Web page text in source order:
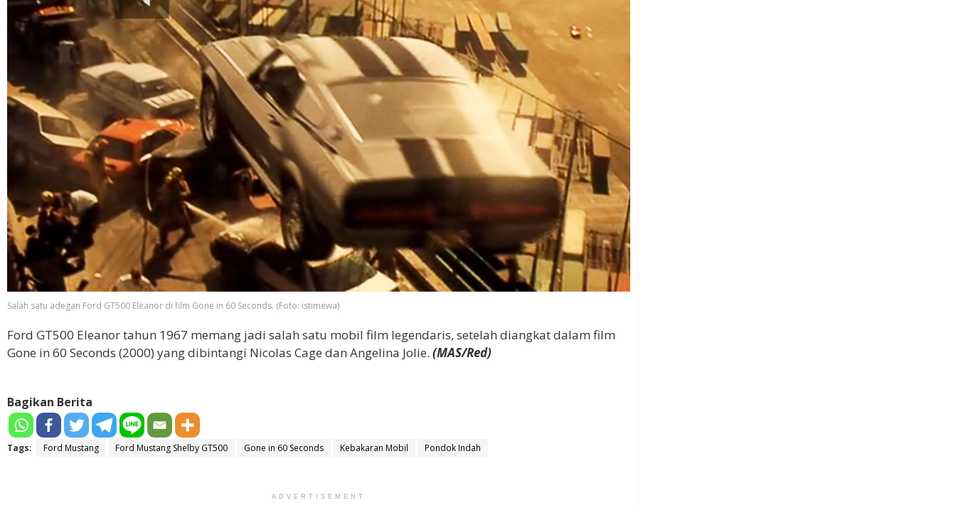
Salah satu adegan Ford GT500 Eleanor di film Gone in 60 Seconds. (Foto: istimewa)
Ford GT500 Eleanor tahun 1967 memang jadi salah satu mobil film legendaris, setelah diangkat dalam film
Gone in 60 Seconds (2000) yang dibintangi Nicolas Cage dan Angelina Jolie. (MAS/Red)
Bagikan Berita
Tags: Ford Mustang Ford Mustang Shelby GT500 Gone in 60 Seconds Kebakaran Mobil Pondok Indah
ADVERTISEMENT